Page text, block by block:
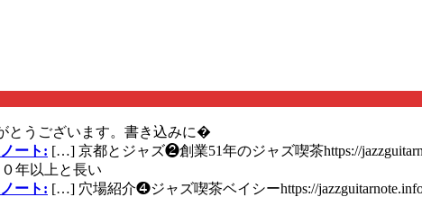
とうございます。書き込みに�
ート: […] 京都とジャズ❷創業51年のジャズ喫茶https://
年以上と長い
ート: […] 穴場紹介❹ジャズ喫茶ベイシーhttps://